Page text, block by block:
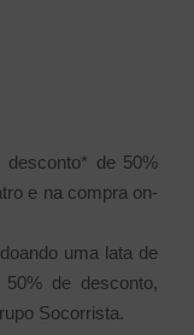
desconto* de 50%
e na compra on-
uma lata de
de desconto,
Socorrista.